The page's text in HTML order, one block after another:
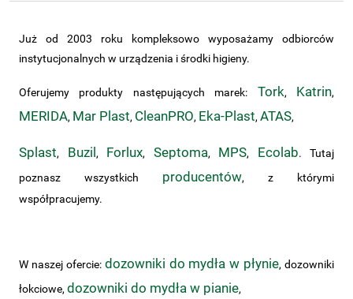
Już od 2003 roku kompleksowo wyposażamy odbiorców
instytucjonalnych w urządzenia i środki higieny.
Oferujemy produkty następujących marek: Tork, Katrin,
MERIDA, Mar Plast, CleanPRO, Eka-Plast,ATAS,
Splast, Buzil, Forlux, Septoma, MPS, Ecolab. Tutaj
poznasz wszystkich producentów, z którymi
współpracujemy.
W naszej ofercie: dozowniki do mydła w płynie, dozowniki
łokciowe,dozowniki do mydła w pianie,